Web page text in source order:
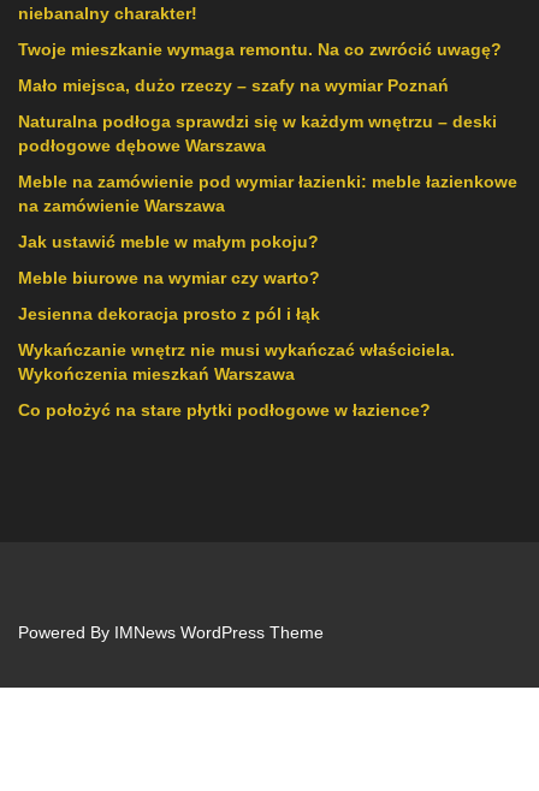
niebanalny charakter!
Twoje mieszkanie wymaga remontu. Na co zwrócić uwagę?
Mało miejsca, dużo rzeczy – szafy na wymiar Poznań
Naturalna podłoga sprawdzi się w każdym wnętrzu – deski
podłogowe dębowe Warszawa
Meble na zamówienie pod wymiar łazienki: meble łazienkowe
na zamówienie Warszawa
Jak ustawić meble w małym pokoju?
Meble biurowe na wymiar czy warto?
Jesienna dekoracja prosto z pól i łąk
Wykańczanie wnętrz nie musi wykańczać właściciela.
Wykończenia mieszkań Warszawa
Co położyć na stare płytki podłogowe w łazience?
Powered By IMNews WordPress Theme